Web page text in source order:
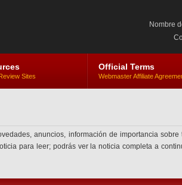
Nombre
Sites
Official Terms
Webmaster Affiliate
anuncios, información de importancia
para leer; podrás ver la noticia completa a